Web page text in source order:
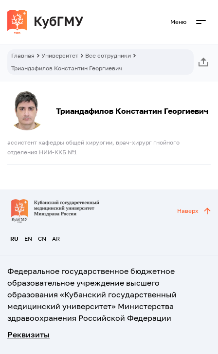
Меню
Главная Университет
Все сотрудники
Триандафилов Константин Георгиевич
Триандафилов Константин Георгиевич
ассистент кафедры общей хирургии, врач-хирург гнойного
отделения НИИ-ККБ №1
RU EN CN AR
Наверх
Федеральное государственное бюджетное
образовательное учреждение высшего
образования «Кубанский государственный
медицинский университет» Министерства
здравоохранения Российской Федерации
Реквизиты